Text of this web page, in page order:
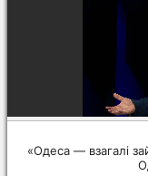
«Одеса — взагалі